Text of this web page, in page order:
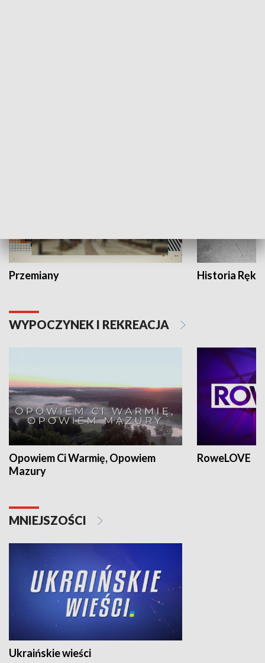
Przemiany Historia Ręką
WYPOCZYNEK I REKREACJA
Opowiem Ci Warmię, Opowiem
Mazury
RoweLOVE
MNIEJSZOŚCI
Ukraińskie wieści